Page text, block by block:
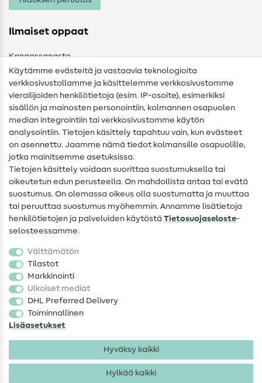
Ilmaiset oppaat
Kangassanasto
Ompelusanasto
Ompeluohjeet
Apua ja yhteystiedot
Yhteystiedot
Tietoa omistajanvaihdoksesta
Peruutusoikeus
Suosittu
Kankaat
Ompelutarvikkeet
Ale
Käytämme evästeitä ja vastaavia teknologioita
verkkosivustollamme ja käsittelemme verkkosivustomme
vierailijoiden henkilötietoja (esim. IP-osoite), esimerkiksi
sisällön ja mainosten personointiin, kolmannen osapuolen
median integrointiin tai verkkosivustomme käytön
analysointiin. Tietojen käsittely tapahtuu vain, kun evästeet
on asennettu. Jaamme nämä tiedot kolmansille osapuolille,
jotka mainitsemme asetuksissa.
Tietojen käsittely voidaan suorittaa suostumuksella tai
oikeutetun edun perusteella. On mahdollista antaa tai evätä
suostumus. On olemassa oikeus olla suostumatta ja muuttaa
tai peruuttaa suostumus myöhemmin. Annamme lisätietoja
henkilötietojen ja palveluiden käytöstä Tietosuojaseloste-
selosteessamme.
Välttämätön
Tilastot
Markkinointi
Ulkoiset mediat
DHL Preferred Delivery
Toiminnallinen
Lisäasetukset
Hyväksy kaikki
Hylkää kaikki
Tietosuoja Käyttöehdot